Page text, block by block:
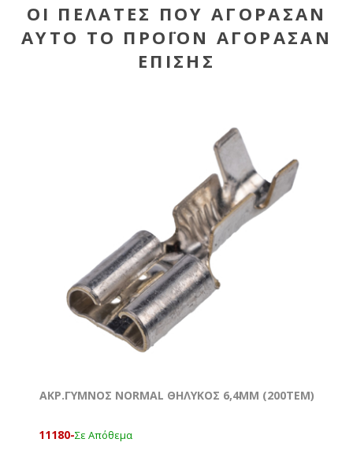
ΟΙ ΠΕΛΆΤΕΣ ΠΟΥ ΑΓΌΡΑΣΑΝ
ΑΥΤΌ ΤΟ ΠΡΟΪΌΝ ΑΓΌΡΑΣΑΝ
ΕΠΊΣΗΣ
ΑΚΡ.ΓΥΜΝΟΣ NORMAL ΘΗΛΥΚΟΣ 6,4ΜΜ (200ΤΕΜ)
11180-Σε Απόθεμα